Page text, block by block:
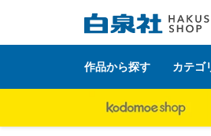
作品から探す カテゴ
白泉社公式ショップ